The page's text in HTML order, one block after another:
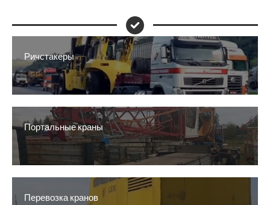
Ричстакеры
Портальные краны
Перевозка кранов